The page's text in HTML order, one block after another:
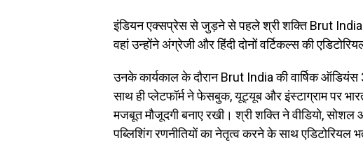
इंडियन एक्सप्रेस से जुड़ने से पहले श्री शक्ति Brut
वहां उन्होंने अंग्रेजी और हिंदी दोनों वर्टिकल्स की
उनके कार्यकाल के दौरान Brut India की वार्षिक
साथ ही प्लेटफॉर्म ने फेसबुक, यूट्यूब और इंस्टाग्राम पर
मजबूत मौजूदगी बनाए रखी। श्री शक्ति ने वीडियो, सोशल
पब्लिशिंग रणनीतियों का नेतृत्व करने के साथ एडिटोरियल